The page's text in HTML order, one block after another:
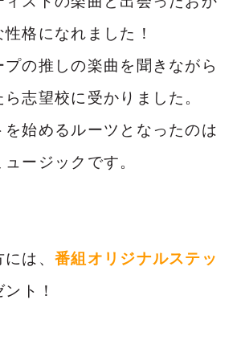
格になれました！
プの推しの楽曲を聞きながら
志望校に受かりました。
を始めるルーツとなったのは
ージックです。
には、番組オリジナルステッ
ト！